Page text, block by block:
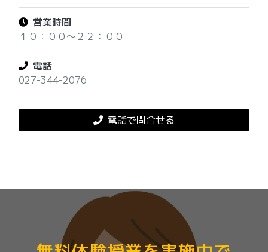
営業時間
１０：００～２２：００
電話
027-344-2076
電話で問合せる